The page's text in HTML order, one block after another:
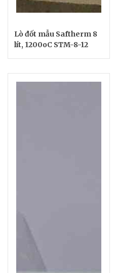
Lò đốt mẫu Saftherm 8
lít, 1200oC STM-8-12